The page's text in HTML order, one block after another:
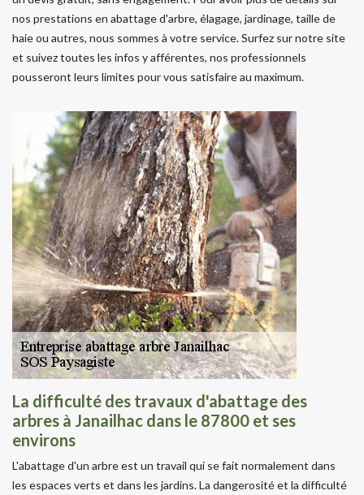
nos prestations en abattage d'arbre, élagage, jardinage, taille de
haie ou autres, nous sommes à votre service. Surfez sur notre site
et suivez toutes les infos y afférentes, nos professionnels
pousseront leurs limites pour vous satisfaire au maximum.
La difficulté des travaux d'abattage des
arbres à Janailhac dans le 87800 et ses
environs
L'abattage d'un arbre est un travail qui se fait normalement dans
les espaces verts et dans les jardins. La dangerosité et la difficulté